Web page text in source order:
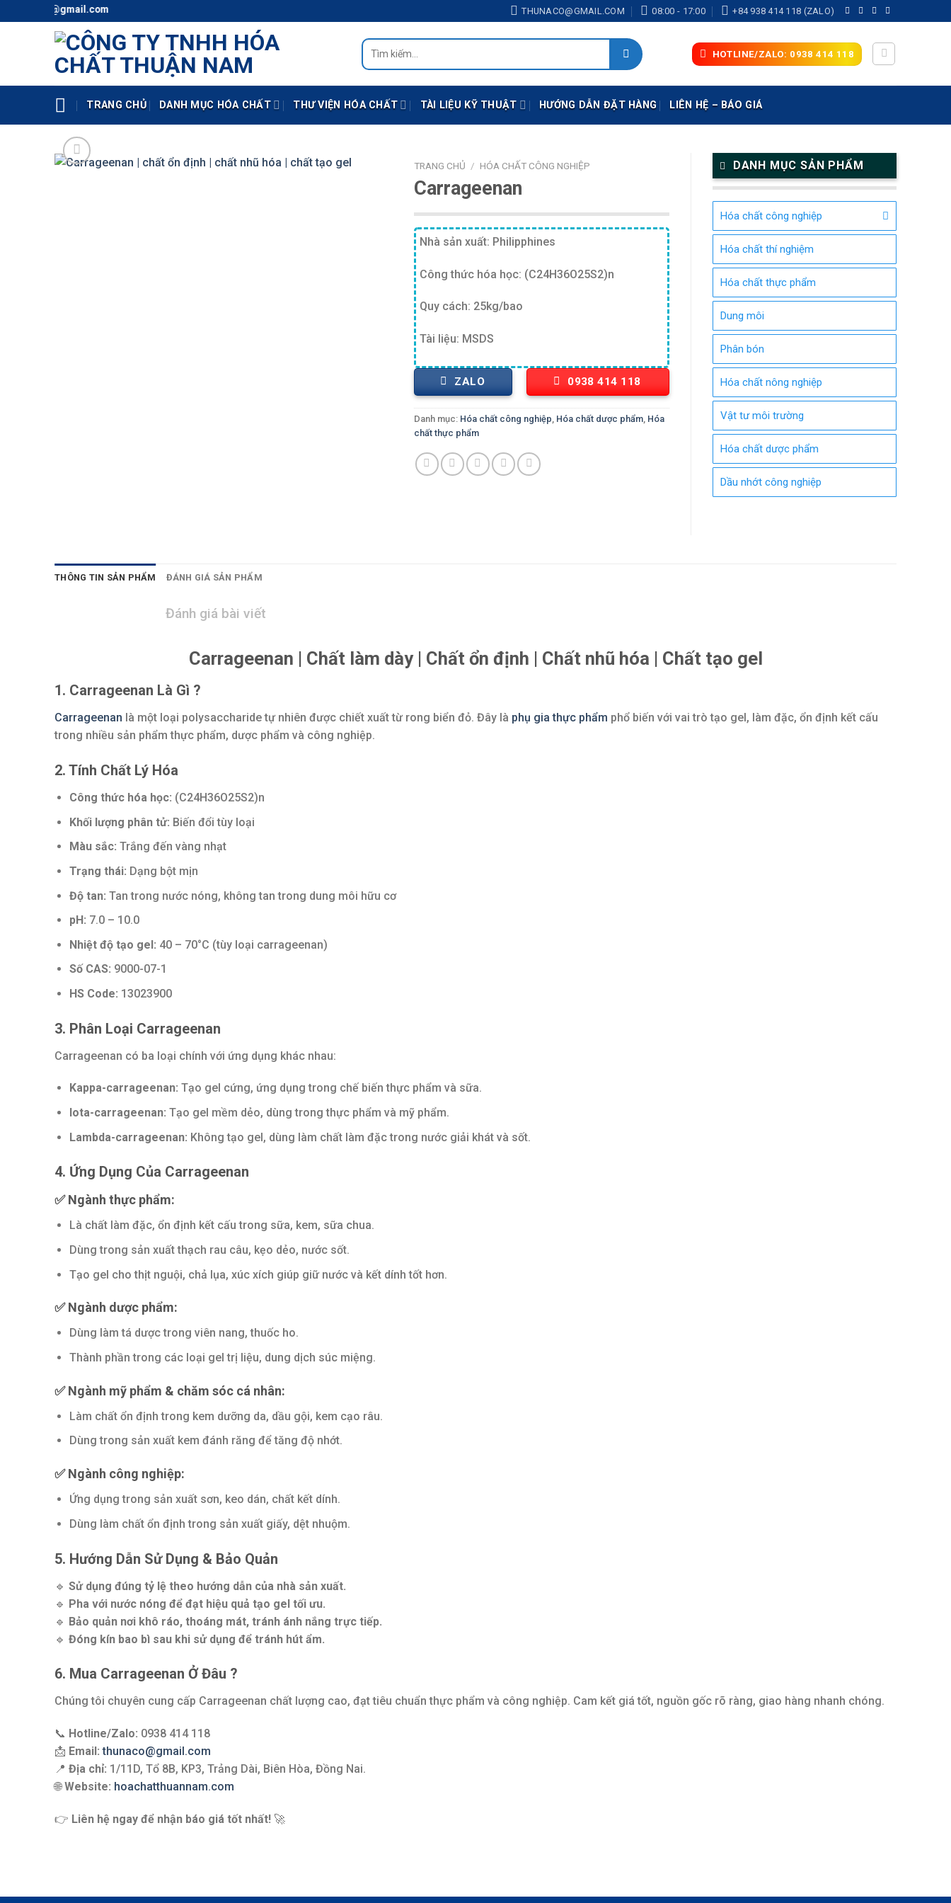
to
THUNACO@GMAIL.COM 08:00 - 17:00 +84 938 414 118 (ZALO)
Tìm
kiếm:
HOTLINE/ZALO: 0938 414 118
TRANG CHỦ DANH MỤC HÓA CHẤT THƯ VIỆN HÓA CHẤT TÀI LIỆU KỸ THUẬT HƯỚNG DẪN ĐẶT HÀNG LIÊN HỆ – BÁO GIÁ
TRANG CHỦ / HÓA CHẤT CÔNG NGHIỆP
Carrageenan
Nhà sản xuất: Philipphines
Công thức hóa học: (C24H36O25S2)n
Quy cách: 25kg/bao
Tài liệu: MSDS
ZALO 0938 414 118
Danh mục: Hóa chất công nghiệp Hóa chất dược phẩm Hóa
chất thực phẩm
DANH MỤC SẢN PHẨM
Hóa chất công nghiệp
Hóa chất thí nghiệm
Hóa chất thực phẩm
Dung môi
Phân bón
Hóa chất nông nghiệp
Vật tư môi trường
Hóa chất dược phẩm
Dầu nhớt công nghiệp
THÔNG TIN SẢN PHẨM ĐÁNH GIÁ SẢN PHẨM
Đánh giá bài viết
Carrageenan | Chất làm dày | Chất ổn định | Chất nhũ hóa | Chất tạo gel
1. Carrageenan Là Gì ?
Carrageenan là một loại polysaccharide tự nhiên được chiết xuất từ rong biển đỏ. Đây là phụ gia thực phẩm phổ biến với vai trò tạo gel, làm đặc, ổn định kết cấu
trong nhiều sản phẩm thực phẩm, dược phẩm và công nghiệp.
2. Tính Chất Lý Hóa
Công thức hóa học: (C24H36O25S2)n
Khối lượng phân tử: Biến đổi tùy loại
Màu sắc: Trắng đến vàng nhạt
Trạng thái: Dạng bột mịn
Độ tan: Tan trong nước nóng, không tan trong dung môi hữu cơ
pH: 7.0 – 10.0
Nhiệt độ tạo gel: 40 – 70°C (tùy loại carrageenan)
Số CAS: 9000-07-1
HS Code: 13023900
3. Phân Loại Carrageenan
Carrageenan có ba loại chính với ứng dụng khác nhau:
Kappa-carrageenan: Tạo gel cứng, ứng dụng trong chế biến thực phẩm và sữa.
Iota-carrageenan: Tạo gel mềm dẻo, dùng trong thực phẩm và mỹ phẩm.
Lambda-carrageenan: Không tạo gel, dùng làm chất làm đặc trong nước giải khát và sốt.
4. Ứng Dụng Của Carrageenan
✅Ngành thực phẩm:
Là chất làm đặc, ổn định kết cấu trong sữa, kem, sữa chua.
Dùng trong sản xuất thạch rau câu, kẹo dẻo, nước sốt.
Tạo gel cho thịt nguội, chả lụa, xúc xích giúp giữ nước và kết dính tốt hơn.
✅Ngành dược phẩm:
Dùng làm tá dược trong viên nang, thuốc ho.
Thành phần trong các loại gel trị liệu, dung dịch súc miệng.
✅Ngành mỹ phẩm & chăm sóc cá nhân:
Làm chất ổn định trong kem dưỡng da, dầu gội, kem cạo râu.
Dùng trong sản xuất kem đánh răng để tăng độ nhớt.
✅Ngành công nghiệp:
Ứng dụng trong sản xuất sơn, keo dán, chất kết dính.
Dùng làm chất ổn định trong sản xuất giấy, dệt nhuộm.
5. Hướng Dẫn Sử Dụng & Bảo Quản
🔹 Sử dụng đúng tỷ lệ theo hướng dẫn của nhà sản xuất.
🔹 Pha với nước nóng để đạt hiệu quả tạo gel tối ưu.
🔹 Bảo quản nơi khô ráo, thoáng mát, tránh ánh nắng trực tiếp.
🔹 Đóng kín bao bì sau khi sử dụng để tránh hút ẩm.
6. Mua Carrageenan Ở Đâu ?
Chúng tôi chuyên cung cấp Carrageenan chất lượng cao, đạt tiêu chuẩn thực phẩm và công nghiệp. Cam kết giá tốt, nguồn gốc rõ ràng, giao hàng nhanh chóng.
📞 Hotline/Zalo: 0938 414 118
📩 Email: thunaco@gmail.com
📍 Địa chỉ: 1/11D, Tổ 8B, KP3, Trảng Dài, Biên Hòa, Đồng Nai.
🌐Website: hoachatthuannam.com
👉 Liên hệ ngay để nhận báo giá tốt nhất! 🚀